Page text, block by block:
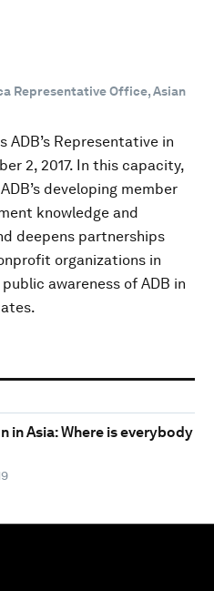
Representative Office, Asian
ADB’s Representative in
2, 2017. In this capacity,
developing member
knowledge and
deepens partnerships
organizations in
awareness of ADB in
in Asia: Where is everybody